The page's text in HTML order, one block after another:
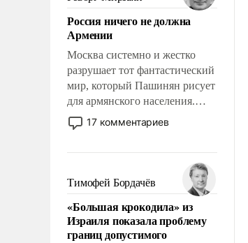
означает многолетний период
уязвимости США, например,
перед Китаем.
Россия ничего не должна
Армении
Москва системно и жестко
разрушает тот фантастический
мир, который Пашинян рисует
для армянского населения.
Мир, где политические
прожекты будут безусловно
налогоплательщиков и где
Еревану за свои поступки не
нужно отвечать.
17 комментариев
Тимофей Бордачёв
«Большая крокодила» из
Израиля показала проблему
границ допустимого